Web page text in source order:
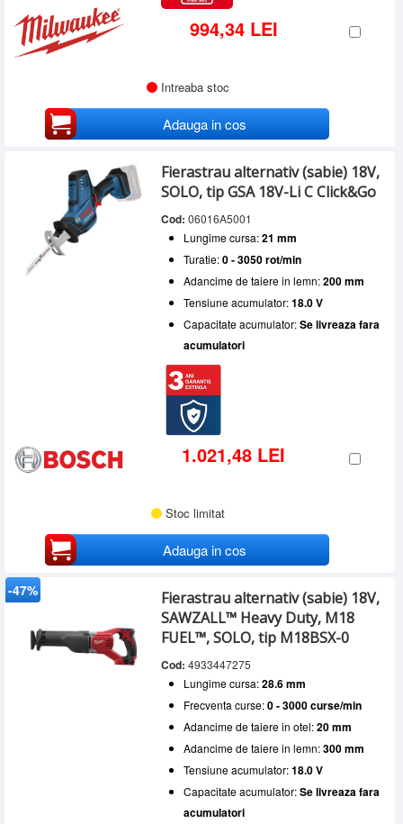
994,34 LEI
Intreaba stoc
Adauga in cos
Fierastrau alternativ (sabie) 18V,
SOLO, tip GSA 18V-Li C Click&Go
Cod: 06016A5001
Lungime cursa:21 mm
Turatie:0 - 3050 rot/min
Adancime de taiere in lemn:200 mm
Tensiune acumulator:18.0 V
Capacitate acumulator:Se livreaza fara
acumulatori
1.021,48 LEI
Stoc limitat
Adauga in cos
-47%
Fierastrau alternativ (sabie) 18V,
SAWZALL™ Heavy Duty, M18
FUEL™, SOLO, tip M18BSX-0
Cod: 4933447275
Lungime cursa:28.6 mm
Frecventa curse:0 - 3000 curse/min
Adancime de taiere in otel:20 mm
Adancime de taiere in lemn:300 mm
Tensiune acumulator:18.0 V
Capacitate acumulator:Se livreaza fara
acumulatori